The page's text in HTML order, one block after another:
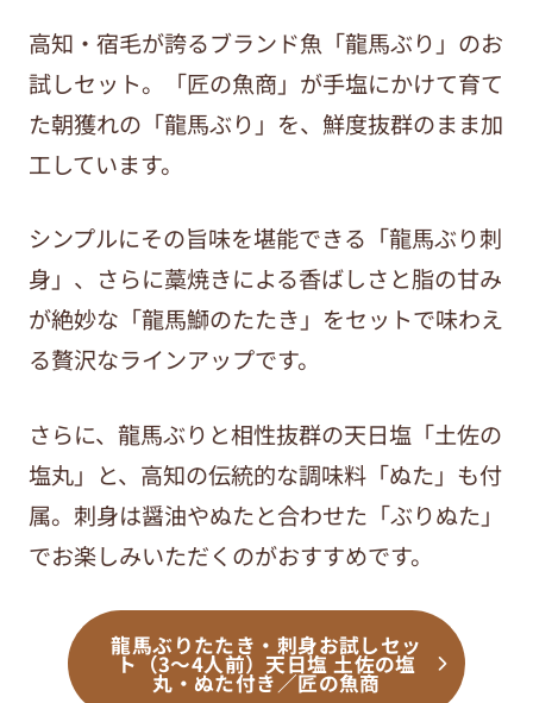
高知・宿毛が誇るブランド魚「龍馬ぶり」のお
試しセット。「匠の魚商」が手塩にかけて育て
た朝獲れの「龍馬ぶり」を、鮮度抜群のまま加
工しています。
シンプルにその旨味を堪能できる「龍馬ぶり刺
身」、さらに藁焼きによる香ばしさと脂の甘み
が絶妙な「龍馬鰤のたたき」をセットで味わえ
る贅沢なラインアップです。
さらに、龍馬ぶりと相性抜群の天日塩「土佐の
塩丸」と、高知の伝統的な調味料「ぬた」も付
属。刺身は醤油やぬたと合わせた「ぶりぬた」
でお楽しみいただくのがおすすめです。
龍馬ぶりたたき・刺身お試しセッ
ト（3〜4人前）天日塩 土佐の塩
丸・ぬた付き／匠の魚商